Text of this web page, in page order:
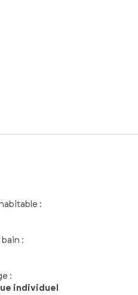
:
bain :
:
individuel